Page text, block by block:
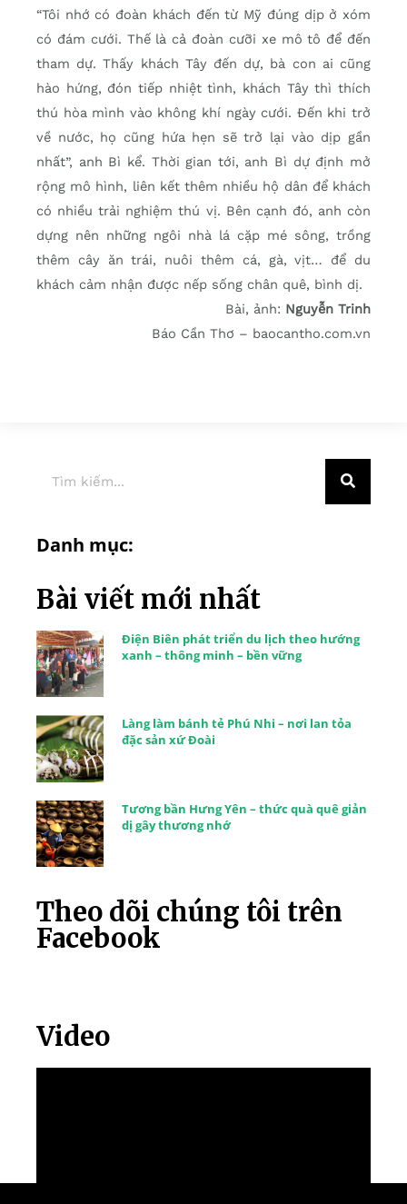
“Tôi nhớ có đoàn khách đến từ Mỹ đúng dịp ở xóm
có đám cưới. Thế là cả đoàn cưỡi xe mô tô để đến
tham dự. Thấy khách Tây đến dự, bà con ai cũng
hào hứng, đón tiếp nhiệt tình, khách Tây thì thích
thú hòa mình vào không khí ngày cưới. Đến khi trở
về nước, họ cũng hứa hẹn sẽ trở lại vào dịp gần
nhất”, anh Bì kể. Thời gian tới, anh Bì dự định mở
rộng mô hình, liên kết thêm nhiều hộ dân để khách
có nhiều trải nghiệm thú vị. Bên cạnh đó, anh còn
dựng nên những ngôi nhà lá cặp mé sông, trồng
thêm cây ăn trái, nuôi thêm cá, gà, vịt… để du
khách cảm nhận được nếp sống chân quê, bình dị.
Bài, ảnh: Nguyễn Trinh
Báo Cần Thơ – baocantho.com.vn
Danh mục:
Bài viết mới nhất
Điện Biên phát triển du lịch theo hướng
xanh – thông minh – bền vững
Làng làm bánh tẻ Phú Nhi – nơi lan tỏa
đặc sản xứ Đoài
Tương bần Hưng Yên – thức quà quê giản
dị gây thương nhớ
Theo dõi chúng tôi trên
Facebook
Video